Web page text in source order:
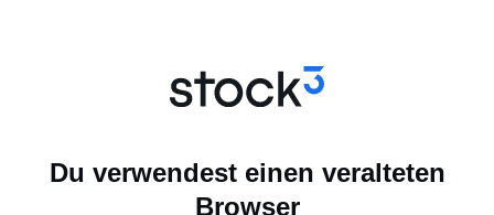
Du verwendest einen veralteten
Browser